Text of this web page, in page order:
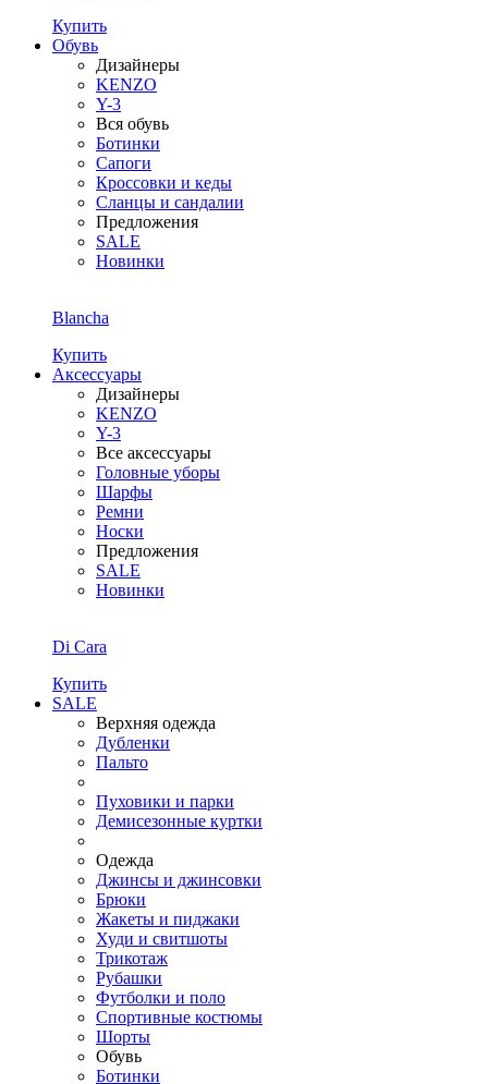
Купить
Обувь
Дизайнеры
KENZO
Y-3
Вся обувь
Ботинки
Сапоги
Кроссовки и кеды
Сланцы и сандалии
Предложения
SALE
Новинки
Blancha
Купить
Аксессуары
Дизайнеры
KENZO
Y-3
Все аксессуары
Головные уборы
Шарфы
Ремни
Носки
Предложения
SALE
Новинки
Di Cara
Купить
SALE
Верхняя одежда
Дубленки
Пальто
Пуховики и парки
Демисезонные куртки
Одежда
Джинсы и джинсовки
Брюки
Жакеты и пиджаки
Худи и свитшоты
Трикотаж
Рубашки
Футболки и поло
Спортивные костюмы
Шорты
Обувь
Ботинки